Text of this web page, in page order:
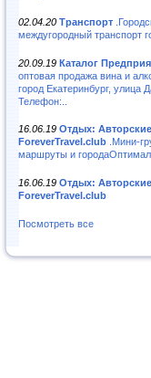
02.04.20 Транспорт
междугородный транспорт
20.09.19 Каталог
оптовая продажа вина и
город Екатеринбург, улица
Телефон:..
16.06.19 Отдых:
ForeverTravel.club .Мини-
маршруты и
16.06.19 Отдых:
ForeverTravel.club
Посмотреть все